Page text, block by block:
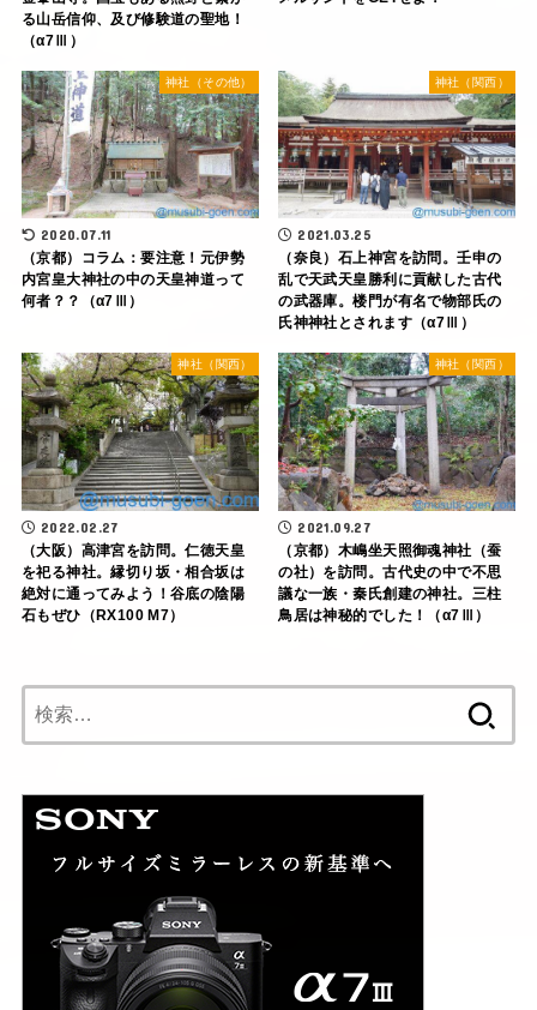
る山岳信仰、及び修験道の聖地！
（α7Ⅲ）
神社（その他）
2020.07.11
（京都）コラム：要注意！元伊勢
内宮皇大神社の中の天皇神道って
何者？？（α7Ⅲ）
神社（関西）
2021.03.25
（奈良）石上神宮を訪問。壬申の
乱で天武天皇勝利に貢献した古代
の武器庫。楼門が有名で物部氏の
氏神神社とされます（α7Ⅲ）
神社（関西）
2022.02.27
（大阪）高津宮を訪問。仁徳天皇
を祀る神社。縁切り坂・相合坂は
絶対に通ってみよう！谷底の陰陽
石もぜひ（RX100 M7）
神社（関西）
2021.09.27
（京都）木嶋坐天照御魂神社（蚕
の社）を訪問。古代史の中で不思
議な一族・秦氏創建の神社。三柱
鳥居は神秘的でした！（α7Ⅲ）
索: